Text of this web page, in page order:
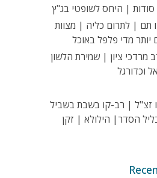
סודות | היחס לשופטי בג"ץ
תם | לתרום כליה | מצוות
מדי פלפל באוכל
ציון | שמירת הלשון
וכדורגל
זצ"ל | רב-קו בשבת בשביל
הסדר| הילולא | זקן